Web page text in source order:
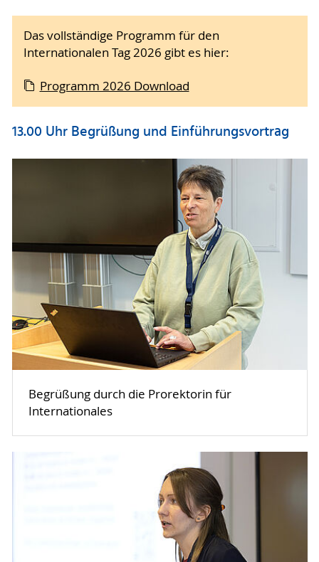
Das vollständige Programm für den
Internationalen Tag 2026 gibt es hier:
Programm 2026 Download
13.00 Uhr Begrüßung und Einführungsvortrag
Begrüßung durch die Prorektorin für
Internationales